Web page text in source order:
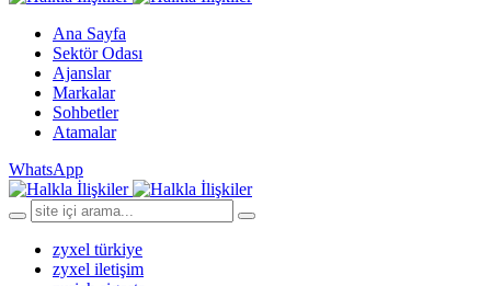
Ana Sayfa
Sektör Odası
Ajanslar
Markalar
Sohbetler
Atamalar
WhatsApp
zyxel türkiye
zyxel iletişim